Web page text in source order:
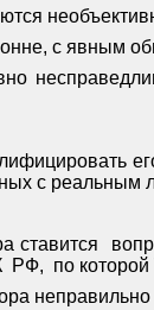
с явным
с
ставится
РФ, по